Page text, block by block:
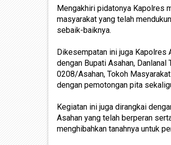
Mengakhiri pidatonya Kapolres
masyarakat yang telah
sebaik-baiknya.
Dikesempatan ini juga Kapolres
dengan Bupati Asahan,
0208/Asahan, Tokoh
dengan pemotongan pita
Kegiatan ini juga dirangkai
Asahan yang telah berperan
menghibahkan tanahnya untuk